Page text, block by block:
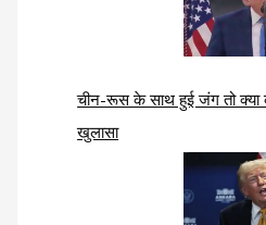
चीन-रूस के साथ हुई जंग तो क्या
खुलासा